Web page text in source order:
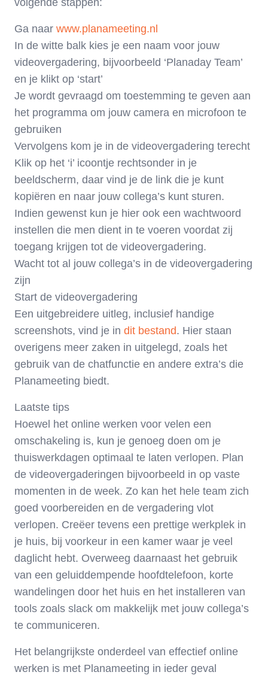
volgende stappen:
Ga naar www.planameeting.nl
In de witte balk kies je een naam voor jouw
videovergadering, bijvoorbeeld ‘Planaday Team’
en je klikt op ‘start’
Je wordt gevraagd om toestemming te geven aan
het programma om jouw camera en microfoon te
gebruiken
Vervolgens kom je in de videovergadering terecht
Klik op het ‘i’ icoontje rechtsonder in je
beeldscherm, daar vind je de link die je kunt
kopiëren en naar jouw collega’s kunt sturen.
Indien gewenst kun je hier ook een wachtwoord
instellen die men dient in te voeren voordat zij
toegang krijgen tot de videovergadering.
Wacht tot al jouw collega’s in de videovergadering
zijn
Start de videovergadering
Een uitgebreidere uitleg, inclusief handige
screenshots, vind je in dit bestand. Hier staan
overigens meer zaken in uitgelegd, zoals het
gebruik van de chatfunctie en andere extra’s die
Planameeting biedt.
Laatste tips
Hoewel het online werken voor velen een
omschakeling is, kun je genoeg doen om je
thuiswerkdagen optimaal te laten verlopen. Plan
de videovergaderingen bijvoorbeeld in op vaste
momenten in de week. Zo kan het hele team zich
goed voorbereiden en de vergadering vlot
verlopen. Creëer tevens een prettige werkplek in
je huis, bij voorkeur in een kamer waar je veel
daglicht hebt. Overweeg daarnaast het gebruik
van een geluiddempende hoofdtelefoon, korte
wandelingen door het huis en het installeren van
tools zoals slack om makkelijk met jouw collega’s
te communiceren.
Het belangrijkste onderdeel van effectief online
werken is met Planameeting in ieder geval